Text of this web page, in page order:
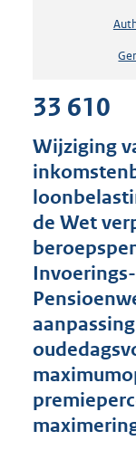
33 610
Wijziging
de Wet